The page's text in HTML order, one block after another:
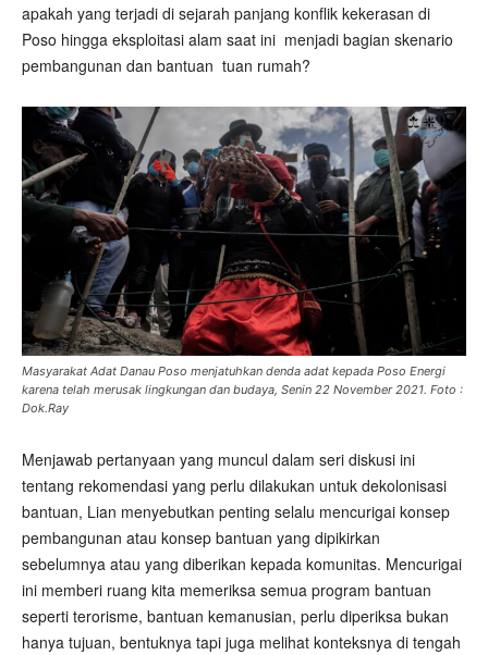
apakah yang terjadi di sejarah panjang konflik kekerasan di
Poso hingga eksploitasi alam saat ini menjadi bagian skenario
pembangunan dan bantuan tuan rumah?
Masyarakat Adat Danau Poso menjatuhkan denda adat kepada Poso Energi
karena telah merusak lingkungan dan budaya, Senin 22 November 2021. Foto :
Dok.Ray
Menjawab pertanyaan yang muncul dalam seri diskusi ini
tentang rekomendasi yang perlu dilakukan untuk dekolonisasi
bantuan, Lian menyebutkan penting selalu mencurigai konsep
pembangunan atau konsep bantuan yang dipikirkan
sebelumnya atau yang diberikan kepada komunitas. Mencurigai
ini memberi ruang kita memeriksa semua program bantuan
seperti terorisme, bantuan kemanusian, perlu diperiksa bukan
hanya tujuan, bentuknya tapi juga melihat konteksnya di tengah